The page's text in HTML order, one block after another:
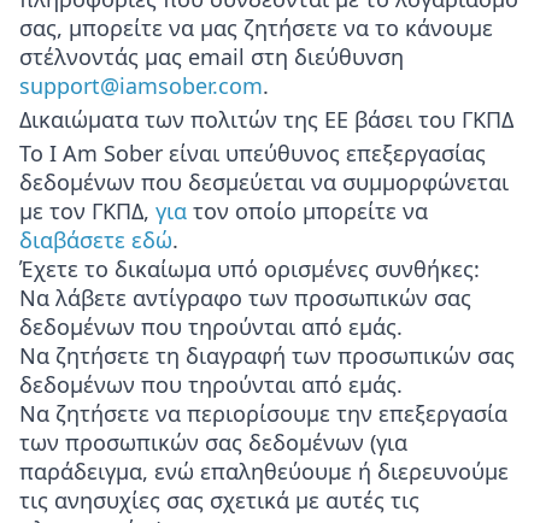
σας, μπορείτε να μας ζητήσετε να το κάνουμε
στέλνοντάς μας email στη διεύθυνση
support@iamsober.com.
Δικαιώματα των πολιτών της ΕΕ βάσει του ΓΚΠΔ
Το I Am Sober είναι υπεύθυνος επεξεργασίας
δεδομένων που δεσμεύεται να συμμορφώνεται
με τον ΓΚΠΔ, για τον οποίο μπορείτε να
διαβάσετε εδώ.
Έχετε το δικαίωμα υπό ορισμένες συνθήκες:
Να λάβετε αντίγραφο των προσωπικών σας
δεδομένων που τηρούνται από εμάς.
Να ζητήσετε τη διαγραφή των προσωπικών σας
δεδομένων που τηρούνται από εμάς.
Να ζητήσετε να περιορίσουμε την επεξεργασία
των προσωπικών σας δεδομένων (για
παράδειγμα, ενώ επαληθεύουμε ή διερευνούμε
τις ανησυχίες σας σχετικά με αυτές τις